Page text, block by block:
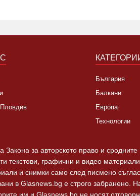
България
Балкани
Европа
Технологии
за авторското право и
графични и видео
и снимки само след писмено
в Glasnews.bg е строго забранено.
им и Glasnews.bg не носят